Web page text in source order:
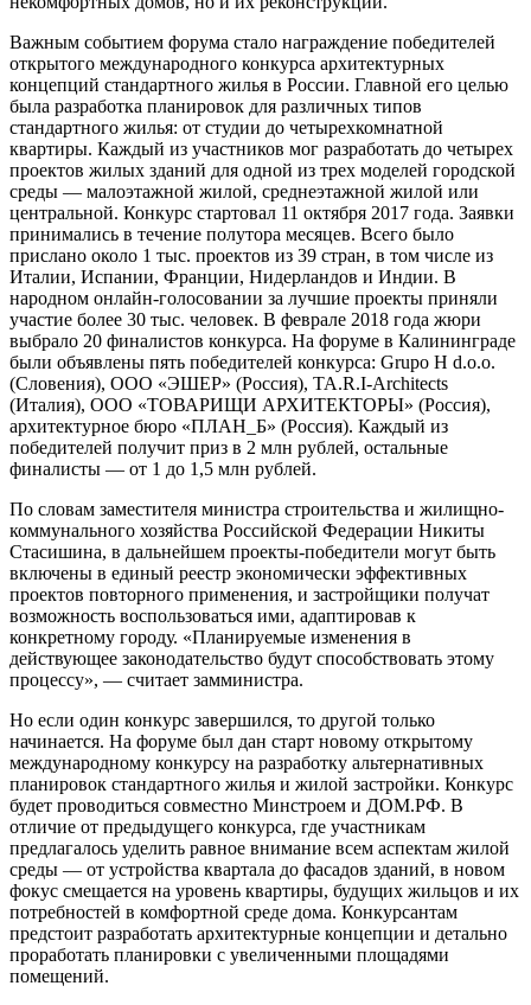
Важным событием форума стало награждение победителей
открытого международного конкурса архитектурных
концепций стандартного жилья в России. Главной его целью
была разработка планировок для различных типов
стандартного жилья: от студии до четырехкомнатной
квартиры. Каждый из участников мог разработать до четырех
проектов жилых зданий для одной из трех моделей городской
среды — малоэтажной жилой, среднеэтажной жилой или
центральной. Конкурс стартовал 11 октября 2017 года. Заявки
принимались в течение полутора месяцев. Всего было
прислано около 1 тыс. проектов из 39 стран, в том числе из
Италии, Испании, Франции, Нидерландов и Индии. В
народном онлайн-голосовании за лучшие проекты приняли
участие более 30 тыс. человек. В феврале 2018 года жюри
выбрало 20 финалистов конкурса. На форуме в Калининграде
были объявлены пять победителей конкурса: Grupo H d.o.o.
(Словения), ООО «ЭШЕР» (Россия), TA.R.I-Architects
(Италия), ООО «ТОВАРИЩИ АРХИТЕКТОРЫ» (Россия),
архитектурное бюро «ПЛАН_Б» (Россия). Каждый из
победителей получит приз в 2 млн рублей, остальные
финалисты — от 1 до 1,5 млн рублей.
По словам заместителя министра строительства и жилищно-
коммунального хозяйства Российской Федерации Никиты
Стасишина, в дальнейшем проекты-победители могут быть
включены в единый реестр экономически эффективных
проектов повторного применения, и застройщики получат
возможность воспользоваться ими, адаптировав к
конкретному городу. «Планируемые изменения в
действующее законодательство будут способствовать этому
процессу», — считает замминистра.
Но если один конкурс завершился, то другой только
начинается. На форуме был дан старт новому открытому
международному конкурсу на разработку альтернативных
планировок стандартного жилья и жилой застройки. Конкурс
будет проводиться совместно Минстроем и ДОМ.РФ. В
отличие от предыдущего конкурса, где участникам
предлагалось уделить равное внимание всем аспектам жилой
среды — от устройства квартала до фасадов зданий, в новом
фокус смещается на уровень квартиры, будущих жильцов и их
потребностей в комфортной среде дома. Конкурсантам
предстоит разработать архитектурные концепции и детально
проработать планировки с увеличенными площадями
помещений.